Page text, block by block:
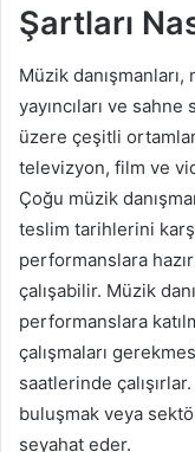
Şartları
Müzik
yayıncıları ve
üzere çeşitli
televizyon, film ve
Çoğu müzik
teslim tarihlerini
performanslara
çalışabilir. Müzik
performanslara
çalışmaları
saatlerinde
buluşmak veya
seyahat eder.